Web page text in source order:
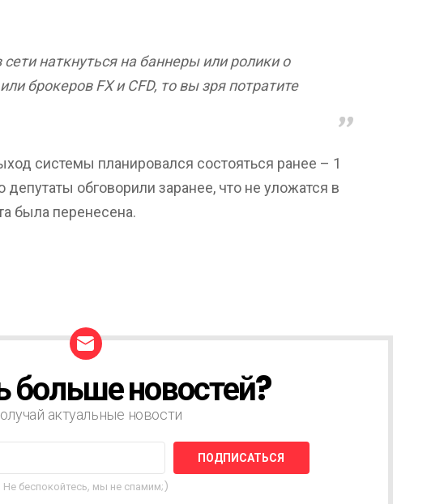
наткнуться на баннеры или ролики о
брокеров FX и CFD, то вы зря потратите
системы планировался состояться ранее – 1
депутаты обговорили заранее, что не уложатся в
была перенесена.
новостей?
актуальные новости
Не беспокойтесь, мы не спамим;)